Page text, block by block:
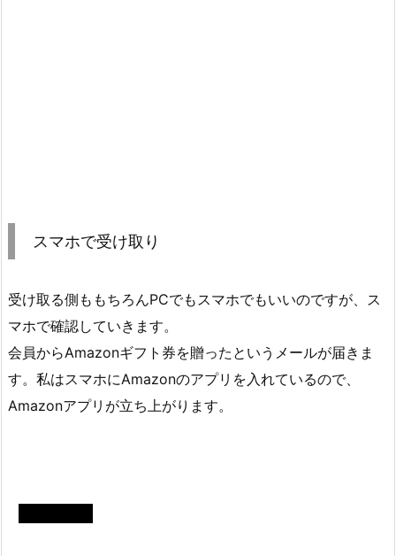
スマホで受け取り
受け取る側ももちろんPCでもスマホでもいいのですが、ス
マホで確認していきます。
会員からAmazonギフト券を贈ったというメールが届きま
す。私はスマホにAmazonのアプリを入れているので、
Amazonアプリが立ち上がります。